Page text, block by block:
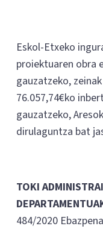
Eskol-Etxeko
proiektuaren obra
gauzatzeko,
76.057,74€ko
gauzatzeko,
dirulaguntza bat
TOKI
484/2020